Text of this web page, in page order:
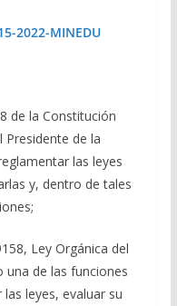
2022-MINEDU
de la Constitución
Presidente de la
las leyes
y, dentro de tales
Ley Orgánica del
una de las funciones
leyes, evaluar su